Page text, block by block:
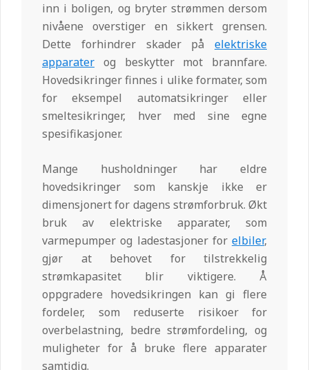
inn i boligen, og bryter strømmen dersom
nivåene overstiger en sikkert grensen.
Dette forhindrer skader på elektriske
apparater og beskytter mot brannfare.
Hovedsikringer finnes i ulike formater, som
for eksempel automatsikringer eller
smeltesikringer, hver med sine egne
spesifikasjoner.
Mange husholdninger har eldre
hovedsikringer som kanskje ikke er
dimensjonert for dagens strømforbruk. Økt
bruk av elektriske apparater, som
varmepumper og ladestasjoner for elbiler,
gjør at behovet for tilstrekkelig
strømkapasitet blir viktigere. Å
oppgradere hovedsikringen kan gi flere
fordeler, som reduserte risikoer for
overbelastning, bedre strømfordeling, og
muligheter for å bruke flere apparater
samtidig.